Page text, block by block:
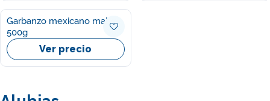
Garbanzo mexicano malla
500g
Ver precio